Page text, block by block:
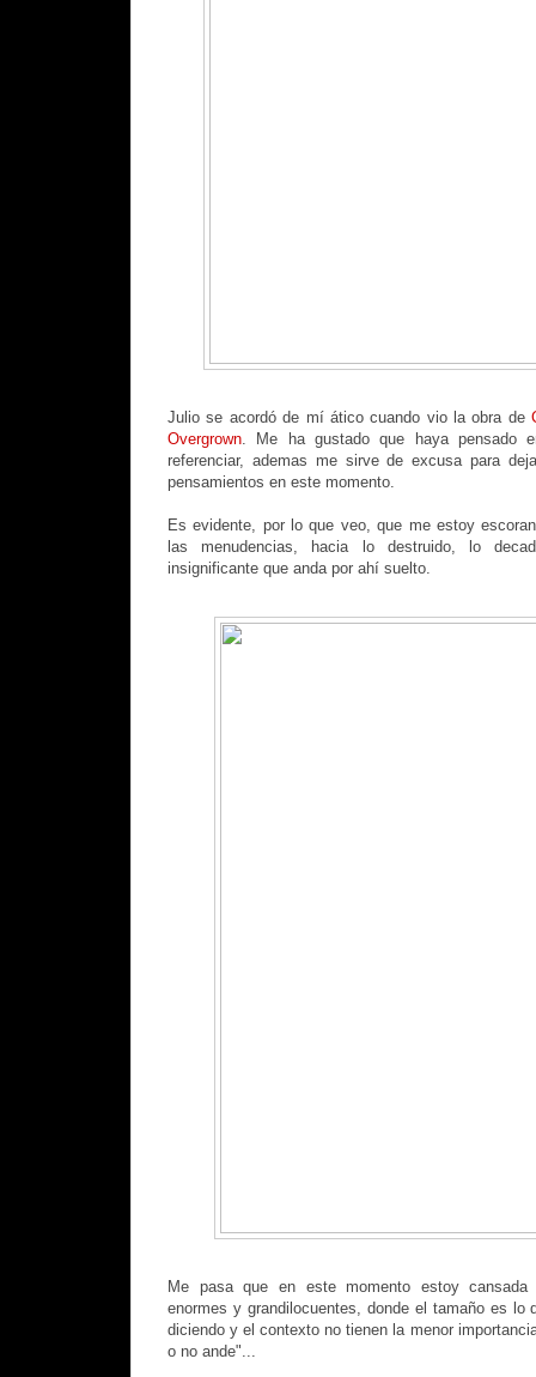
Julio se acordó de mí ático cuando vio la obra de
Overgrown. Me ha gustado que haya pensado
referenciar, ademas me sirve de excusa para
pensamientos en este momento.
Es evidente, por lo que veo, que me estoy
las menudencias, hacia lo destruido, lo
insignificante que anda por ahí suelto.
Me pasa que en este momento estoy
enormes y grandilocuentes, donde el tamaño es lo
diciendo y el contexto no tienen la menor
o no ande"...